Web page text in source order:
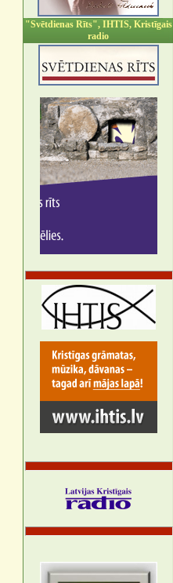
"Svētdienas Rīts", IHTIS, Kristīgais
radio